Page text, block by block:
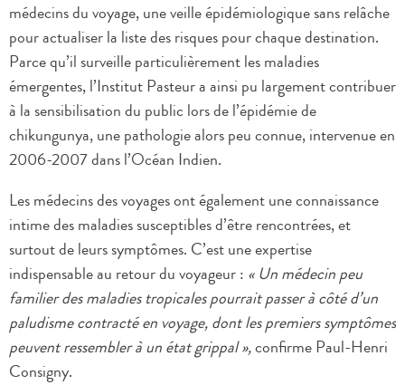
médecins du voyage, une veille épidémiologique sans relâche
pour actualiser la liste des risques pour chaque destination.
Parce qu’il surveille particulièrement les maladies
émergentes, l’Institut Pasteur a ainsi pu largement contribuer
à la sensibilisation du public lors de l’épidémie de
chikungunya, une pathologie alors peu connue, intervenue en
2006-2007 dans l’Océan Indien.
Les médecins des voyages ont également une connaissance
intime des maladies susceptibles d’être rencontrées, et
surtout de leurs symptômes. C’est une expertise
indispensable au retour du voyageur : « Un médecin peu
familier des maladies tropicales pourrait passer à côté d’un
paludisme contracté en voyage, dont les premiers symptômes
peuvent ressembler à un état grippal »,confirme Paul-Henri
Consigny.